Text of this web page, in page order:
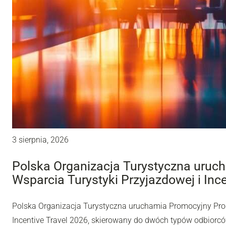
3 sierpnia, 2026
Polska Organizacja Turystyczna
Wsparcia Turystyki Przyjazdowej i
Polska Organizacja Turystyczna uruchamia Promocyjny
Incentive Travel 2026, skierowany do dwóch typów